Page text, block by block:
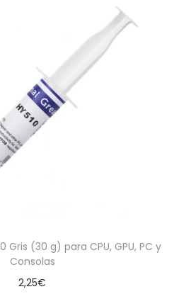
Gris (30 g) para CPU, GPU, PC y
Consolas
2,25€